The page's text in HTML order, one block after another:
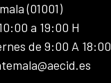
(01001)
a 19:00 H
de 9:00 A